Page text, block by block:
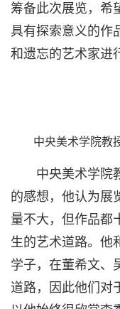
筹备此次展览，希
具有探索意义的作
和遗忘的艺术家进
中央美术学院教
中央美术学院
的感想，他认为展
量不大，但作品都
生的艺术道路。他
学子，在董希文、
道路，因此他们对